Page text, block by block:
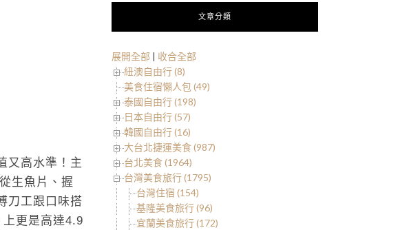
又高水準！主
生魚片、握
刀工跟口味搭
更是高達4.9
文章分類
展開全部 | 收合全部
紐澳自由行 (8)
美食住宿懶人包 (49)
泰國自由行 (198)
日本自由行 (57)
韓國自由行 (16)
大台北捷運美食 (987)
台北美食 (1964)
台灣美食旅行 (1795)
台灣住宿 (154)
基隆美食旅行 (96)
宜蘭美食旅行 (172)